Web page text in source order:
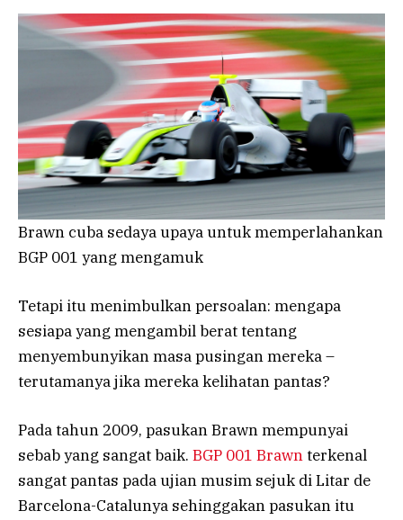
Brawn cuba sedaya upaya untuk memperlahankan
BGP 001 yang mengamuk
Tetapi itu menimbulkan persoalan: mengapa
sesiapa yang mengambil berat tentang
menyembunyikan masa pusingan mereka –
terutamanya jika mereka kelihatan pantas?
Pada tahun 2009, pasukan Brawn mempunyai
sebab yang sangat baik. BGP 001 Brawnterkenal
sangat pantas pada ujian musim sejuk di Litar de
Barcelona-Catalunya sehinggakan pasukan itu